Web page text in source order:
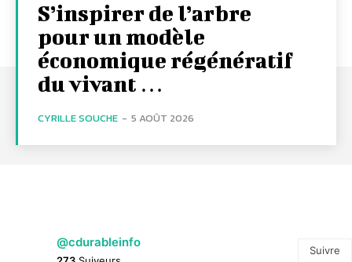
S’inspirer de l’arbre
pour un modèle
économique régénératif
du vivant …
CYRILLE SOUCHE - 5 AOÛT 2026
@cdurableinfo
Suivre